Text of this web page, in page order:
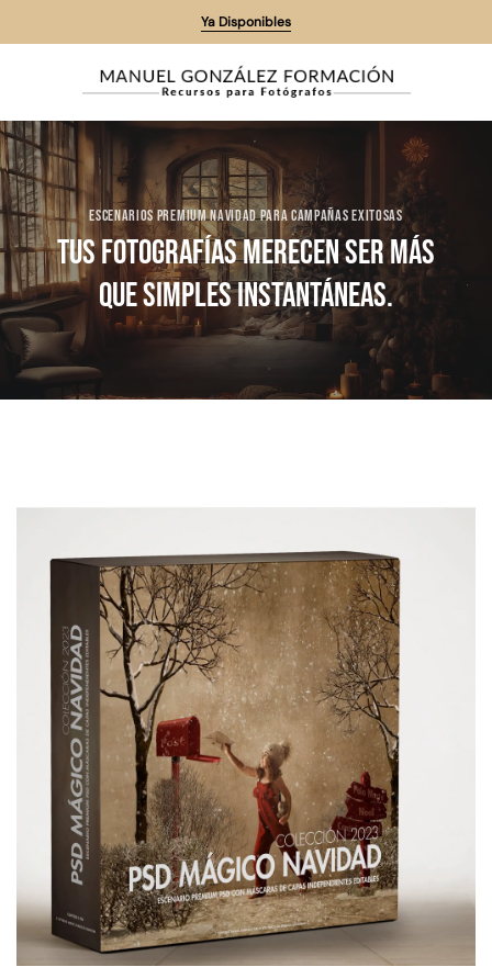
al
Ya Disponibles
ESCENARIOS PREMIUM NAVIDAD PARA CAMPAÑAS EXITOSAS
Tus fotografías merecen ser más
que simples instantáneas.